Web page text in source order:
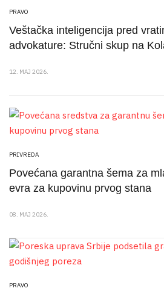
PRAVO
Veštačka inteligencija pred
advokature: Stručni skup na
12. MAJ 2026.
PRIVREDA
Povećana garantna šema za
evra za kupovinu prvog stana
08. MAJ 2026.
PRAVO